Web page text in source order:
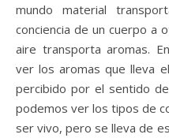
mundo material
conciencia de un cuerpo a
aire transporta aromas.
ver los aromas que lleva
percibido por el sentido
podemos ver los tipos de
ser vivo, pero se lleva de